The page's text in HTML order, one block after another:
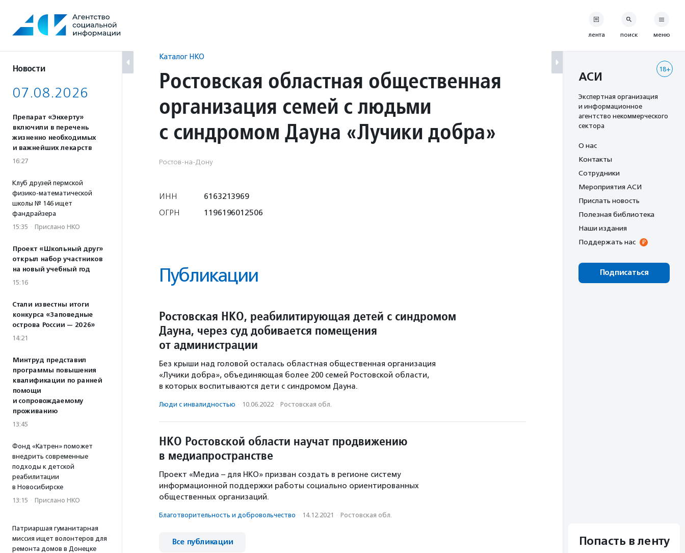
содержанию
Новости
07.08.2026
Препарат «Энхерту»
включили в перечень
жизненно необходимых
и важнейших лекарств
16:27
Клуб друзей пермской
физико-математической
школы № 146 ищет
фандрайзера
15:35 · Прислано НКО
Проект «Школьный друг»
открыл набор участников
на новый учебный год
15:16
Стали известны итоги
конкурса «Заповедные
острова России — 2026»
14:21
Минтруд представил
программы повышения
квалификации по ранней
помощи
и сопровождаемому
проживанию
13:45
Фонд «Катрен» поможет
внедрить современные
подходы к детской
реабилитации
в Новосибирске
13:15 · Прислано НКО
Патриаршая гуманитарная
миссия ищет волонтеров для
ремонта домов в Донецке
Каталог НКО
Ростовская областная общественная
организация семей с людьми
с синдромом Дауна «Лучики добра»
Ростов-на-Дону
ИНН
6163213969
ОГРН
1196196012506
Публикации
Ростовская НКО, реабилитирующая детей с синдромом
Дауна, через суд добивается помещения
от администрации
Без крыши над головой осталась областная общественная организация
«Лучики добра», объединяющая более 200 семей Ростовской области,
в которых воспитываются дети с синдромом Дауна.
Люди с инвалидностью · 10.06.2022 · Ростовская обл.
НКО Ростовской области научат продвижению
в медиапространстве
Проект «Медиа – для НКО» призван создать в регионе систему
информационной поддержки работы социально ориентированных
общественных организаций.
Благотвори­тель­ность и доброволь­чест­во · 14.12.2021 · Ростовская обл.
Все публикации
лента поиск меню
18+
АСИ
Экспертная организация
и информационное
агентство некоммерческого
сектора
О нас
Контакты
Сотрудники
Мероприятия АСИ
Прислать новость
Полезная библиотека
Наши издания
Поддержать нас
Подписаться
Попасть в ленту